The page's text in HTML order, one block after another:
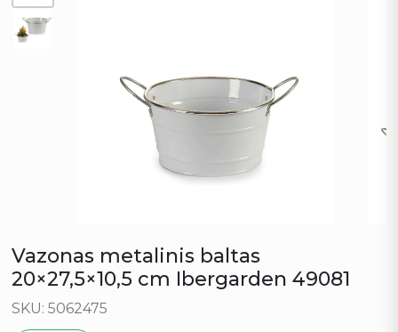
Vazonas metalinis baltas
20×27,5×10,5 cm Ibergarden 49081
SKU: 5062475